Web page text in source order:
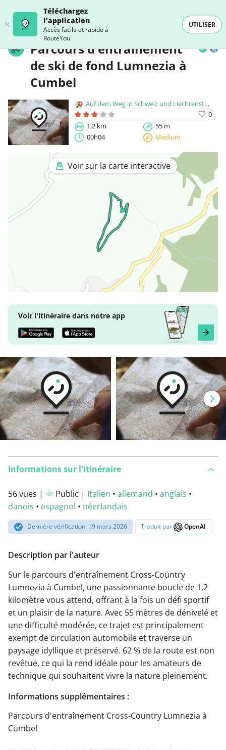
Téléchargez
l'application
Accès facile et rapide à
RouteYou
UTILISER
Parcours d'entraînement
de ski de fond Lumnezia à
Cumbel
Auf dem Weg in Schweiz und Liechtenstein
0
1,2 km
55 m
00h04
Medium
Voir sur la carte interactive
Voir l'itinéraire dans notre app
Informations sur l'itinéraire
56 vues | Public | Italien • allemand • anglais •
danois • espagnol • néerlandais
Dernière vérification: 19 mars 2026 Traduit par OpenAI
Description par l'auteur
Sur le parcours d'entraînement Cross-Country
Lumnezia à Cumbel, une passionnante boucle de 1,2
kilomètre vous attend, offrant à la fois un défi sportif
et un plaisir de la nature. Avec 55 mètres de dénivelé et
une difficulté modérée, ce trajet est principalement
exempt de circulation automobile et traverse un
paysage idyllique et préservé. 62 % de la route est non
revêtue, ce qui la rend idéale pour les amateurs de
technique qui souhaitent vivre la nature pleinement.
Informations supplémentaires :
Parcours d'entraînement Cross-Country Lumnezia à
Cumbel